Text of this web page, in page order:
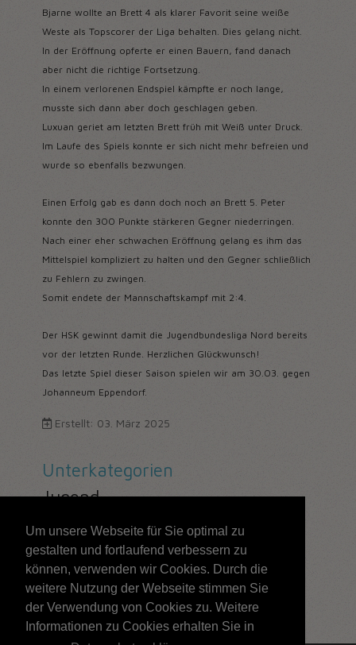
Um unsere Webseite für Sie optimal zu
gestalten und fortlaufend verbessern zu
können, verwenden wir Cookies. Durch die
weitere Nutzung der Webseite stimmen Sie
der Verwendung von Cookies zu. Weitere
Informationen zu Cookies erhalten Sie in
Bjarne wollte an Brett 4 als klarer Favorit seine weiße
Weste als Topscorer der Liga behalten. Dies gelang nicht.
In der Eröffnung opferte er einen Bauern, fand danach
aber nicht die richtige Fortsetzung.
In einem verlorenen Endspiel kämpfte er noch lange,
musste sich dann aber doch geschlagen geben.
Luxuan geriet am letzten Brett früh mit Weiß unter Druck.
Im Laufe des Spiels konnte er sich nicht mehr befreien und
wurde so ebenfalls bezwungen.
Einen Erfolg gab es dann doch noch an Brett 5. Peter
konnte den 300 Punkte stärkeren Gegner niederringen.
Nach einer eher schwachen Eröffnung gelang es ihm das
Mittelspiel kompliziert zu halten und den Gegner schließlich
zu Fehlern zu zwingen.
Somit endete der Mannschaftskampf mit 2:4.
Der HSK gewinnt damit die Jugendbundesliga Nord bereits
vor der letzten Runde. Herzlichen Glückwunsch!
Das letzte Spiel dieser Saison spielen wir am 30.03. gegen
Johanneum Eppendorf.
Erstellt: 03. März 2025
Unterkategorien
Jugend
204
Seite 204 von 211